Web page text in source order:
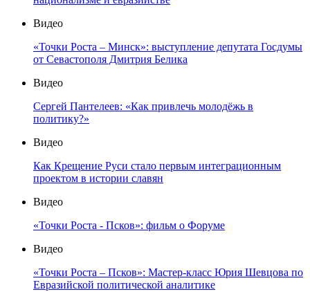
Видео
«Точки Роста – Минск»: выступление депутата Госдумы
от Севастополя Дмитрия Белика
Видео
Сергей Пантелеев: «Как привлечь молодёжь в
политику?»
Видео
Как Крещение Руси стало первым интеграционным
проектом в истории славян
Видео
«Точки Роста - Псков»: фильм о Форуме
Видео
«Точки Роста – Псков»: Мастер-класс Юрия Шевцова по
Евразийской политической аналитике